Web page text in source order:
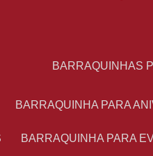
BARRAQUINHAS
BARRAQUINHA PARA
BARRAQUINHA PARA